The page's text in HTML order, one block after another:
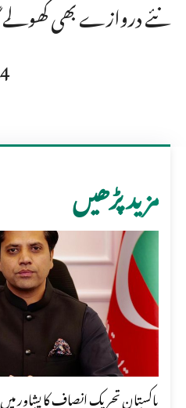
نئے دروازے بھی
مزید پڑھیں
پاکستان تحریک انصاف کا پشاور